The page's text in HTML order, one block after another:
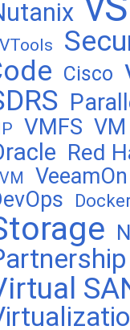
Cisco
VMFS VM
Red
VeeamOn